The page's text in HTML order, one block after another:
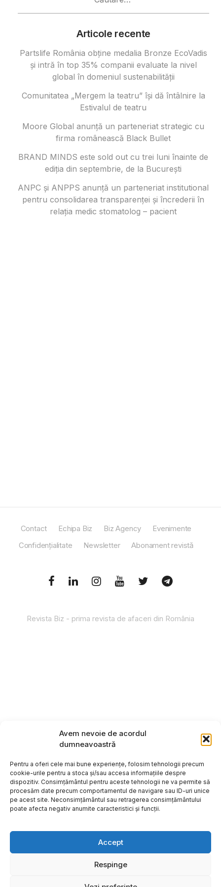
Avem nevoie de acordul
dumneavoastră
Pentru a oferi cele mai bune experiențe, folosim tehnologii precum
cookie-urile pentru a stoca și/sau accesa informațiile despre
dispozitiv. Consimțământul pentru aceste tehnologii ne va permite să
procesăm date precum comportamentul de navigare sau ID-uri unice
pe acest site. Neconsimțământul sau retragerea consimțământului
poate afecta negativ anumite caracteristici și funcții.
Accept
Respinge
Articole recente
Partslife România obține medalia Bronze EcoVadis
și intră în top 35% companii evaluate la nivel
global în domeniul sustenabilității
Comunitatea „Mergem la teatru” își dă întâlnire la
Estivalul de teatru
Moore Global anunță un parteneriat strategic cu
firma românească Black Bullet
BRAND MINDS este sold out cu trei luni înainte de
ediția din septembrie, de la București
ANPC și ANPPS anunță un parteneriat institutional
pentru consolidarea transparenței și încrederii în
relația medic stomatolog – pacient
Contact Echipa Biz Biz Agency
Evenimente
Confidențialitate
Newsletter Abonament revistă
Revista Biz - prima revista de afaceri din România
Copyright ©2026